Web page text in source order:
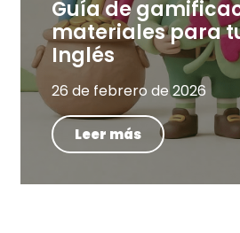
Guía de
materiales para
Inglés
26 de febrero de 2026
Leer más